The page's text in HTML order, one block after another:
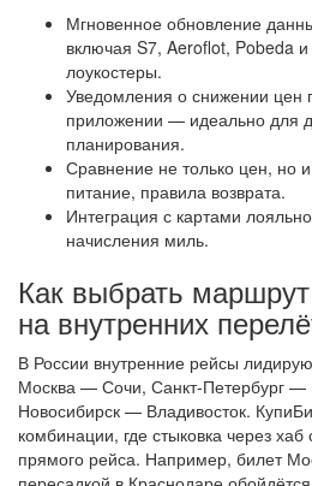
Мгновенное обновление
включая S7, Aeroflot, Pobeda
лоукостеры.
Уведомления о снижении цен
приложении — идеально для
планирования.
Сравнение не только цен, но
питание, правила возврата.
Интеграция с картами
начисления миль.
Как выбрать
на внутренних
В России внутренние рейсы
Москва — Сочи, Санкт-Петербург —
Новосибирск — Владивосток.
комбинации, где стыковка через
прямого рейса. Например, билет